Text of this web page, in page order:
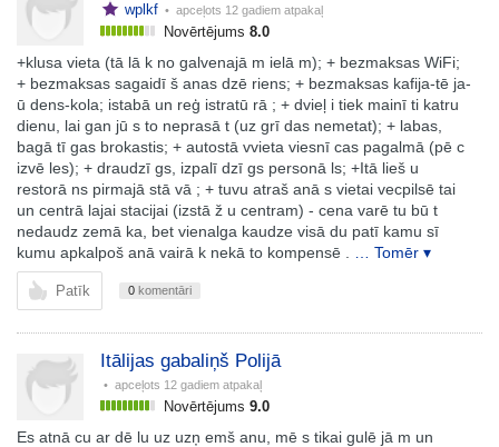
wplkf • apceļots 12 gadiem atpakaļ
Novērtējums 8.0
+klusa vieta (tā lā k no galvenajā m ielā m); + bezmaksas WiFi;
+ bezmaksas sagaidī š anas dzē riens; + bezmaksas kafija-tē ja-
ū dens-kola; istabā un reģ istratū rā ; + dvieļ i tiek mainī ti katru
dienu, lai gan jū s to neprasā t (uz grī das nemetat); + labas,
bagā tī gas brokastis; + autostā vvieta viesnī cas pagalmā (pē c
izvē les); + draudzī gs, izpalī dzī gs personā ls; +Itā lieš u
restorā ns pirmajā stā vā ; + tuvu atraš anā s vietai vecpilsē tai
un centrā lajai stacijai (izstā ž u centram) - cena varē tu bū t
nedaudz zemā ka, bet vienalga kaudze visā du patī kamu sī
kumu apkalpoš anā vairā k nekā to kompensē .
… Tomēr ▾
Patīk 0 komentāri
Itālijas gabaliņš Polijā
• apceļots 12 gadiem atpakaļ
Novērtējums 9.0
Es atnā cu ar dē lu uz uzņ emš anu, mē s tikai gulē jā m un